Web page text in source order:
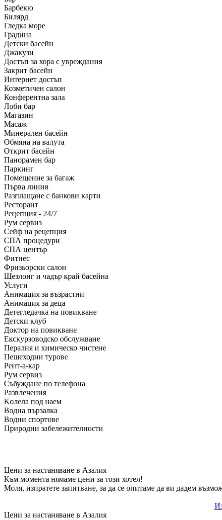
Барбекю
Билярд
Гледка море
Градина
Детски басейн
Джакузи
Достъп за хора с увреждания
Закрит басейн
Интернет достъп
Козметичен салон
Конферентна зала
Лоби бар
Магазин
Масаж
Минерален басейн
Обмяна на валута
Открит басейн
Панорамен бар
Паркинг
Помещение за багаж
Първа линия
Разплащане с банкови карти
Ресторант
Рецепция - 24/7
Рум сервиз
Сейф на рецепция
СПА процедури
СПА център
Фитнес
Фризьорски салон
Шезлонг и чадър край басейна
Услуги
Анимация за възрастни
Анимация за деца
Детегледачка на повикване
Детски клуб
Доктор на повикване
Екскурзоводско обслужване
Пералня и химическо чистене
Пешеходни турове
Рент-а-кар
Рум сервиз
Събуждане по телефона
Развлечения
Kолела под наем
Водна пързалка
Водни спортове
Природни забележителности
Цени за настаняване в Азалия
Към момента нямаме цени за този хотел!
Моля, изпратете запитване, за да се опитаме да ви дадем
Цени за настаняване в Азалия